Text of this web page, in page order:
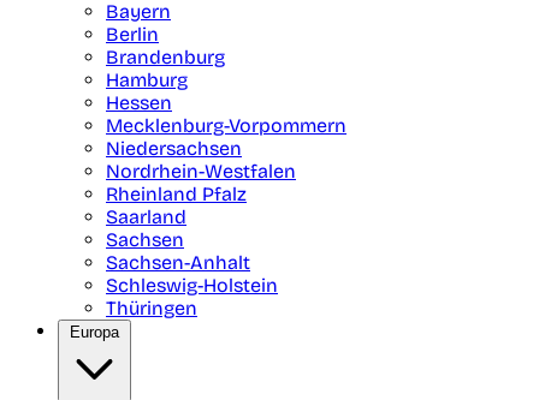
Bayern
Berlin
Brandenburg
Hamburg
Hessen
Mecklenburg-Vorpommern
Niedersachsen
Nordrhein-Westfalen
Rheinland Pfalz
Saarland
Sachsen
Sachsen-Anhalt
Schleswig-Holstein
Thüringen
Europa